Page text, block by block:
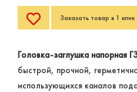
Заказать товар в 1 клик
Головка-заглушка напорная
быстрой, прочной,
использующихся каналов